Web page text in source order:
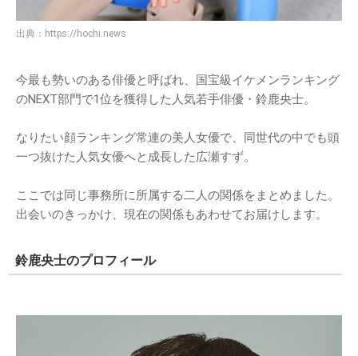
出典： https://hochi.news
今最も勢いのある俳優と呼ばれ、国宝級イケメンランキング
のNEXT部門で1位を獲得した人気若手俳優・鈴鹿央士。
なりたい顔ランキング常連の美人女優で、同世代の中でも頭
一つ抜けた人気女優へと成長した広瀬すず。
ここでは同じ事務所に所属する二人の関係をまとめました。
出会いのきっかけ、現在の関係もあわせてお届けします。
鈴鹿央士のプロフィール